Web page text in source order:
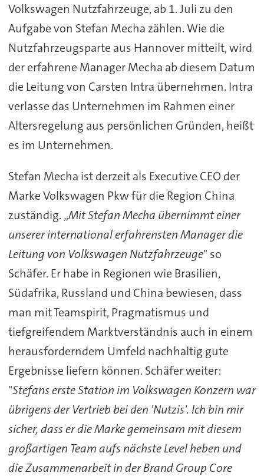
Volkswagen Nutzfahrzeuge, ab 1. Juli zu den
Aufgabe von Stefan Mecha zählen. Wie die
Nutzfahrzeugsparte aus Hannover mitteilt, wird
der erfahrene Manager Mecha ab diesem Datum
die Leitung von Carsten Intra übernehmen. Intra
verlasse das Unternehmen im Rahmen einer
Altersregelung aus persönlichen Gründen, heißt
es im Unternehmen.
Stefan Mecha ist derzeit als Executive CEO der
Marke Volkswagen Pkw für die Region China
zuständig. „Mit Stefan Mecha übernimmt einer
unserer international erfahrensten Manager die
Leitung von Volkswagen Nutzfahrzeuge" so
Schäfer. Er habe in Regionen wie Brasilien,
Südafrika, Russland und China bewiesen, dass
man mit Teamspirit, Pragmatismus und
tiefgreifendem Marktverständnis auch in einem
herausforderndem Umfeld nachhaltig gute
Ergebnisse liefern können. Schäfer weiter:
"Stefans erste Station im Volkswagen Konzern war
übrigens der Vertrieb bei den 'Nutzis'. Ich bin mir
sicher, dass er die Marke gemeinsam mit diesem
großartigen Team aufs nächste Level heben und
die Zusammenarbeit in der Brand Group Core